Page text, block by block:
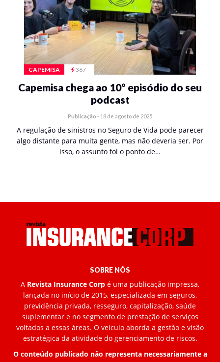
CAPEMISA 367
Capemisa chega ao 10º episódio do seu
podcast
Publicação - 18 de agosto de 2025
A regulação de sinistros no Seguro de Vida pode parecer
algo distante para muita gente, mas não deveria ser. Por
isso, o assunto foi o ponto de…
SOBRE NÓS
A Revista Insurance Corp é uma publicação impressa,
lançada no início de 2015, especializada em seguros,
previdência privada, resseguro, capitalização, saúde
suplementar e no segmento de prestação de serviços
voltados a essas áreas. O veículo aborda a gestão e visão
estratégica da atividade do gerenciamento de riscos.
O conteúdo publicado não representa necessariamente a